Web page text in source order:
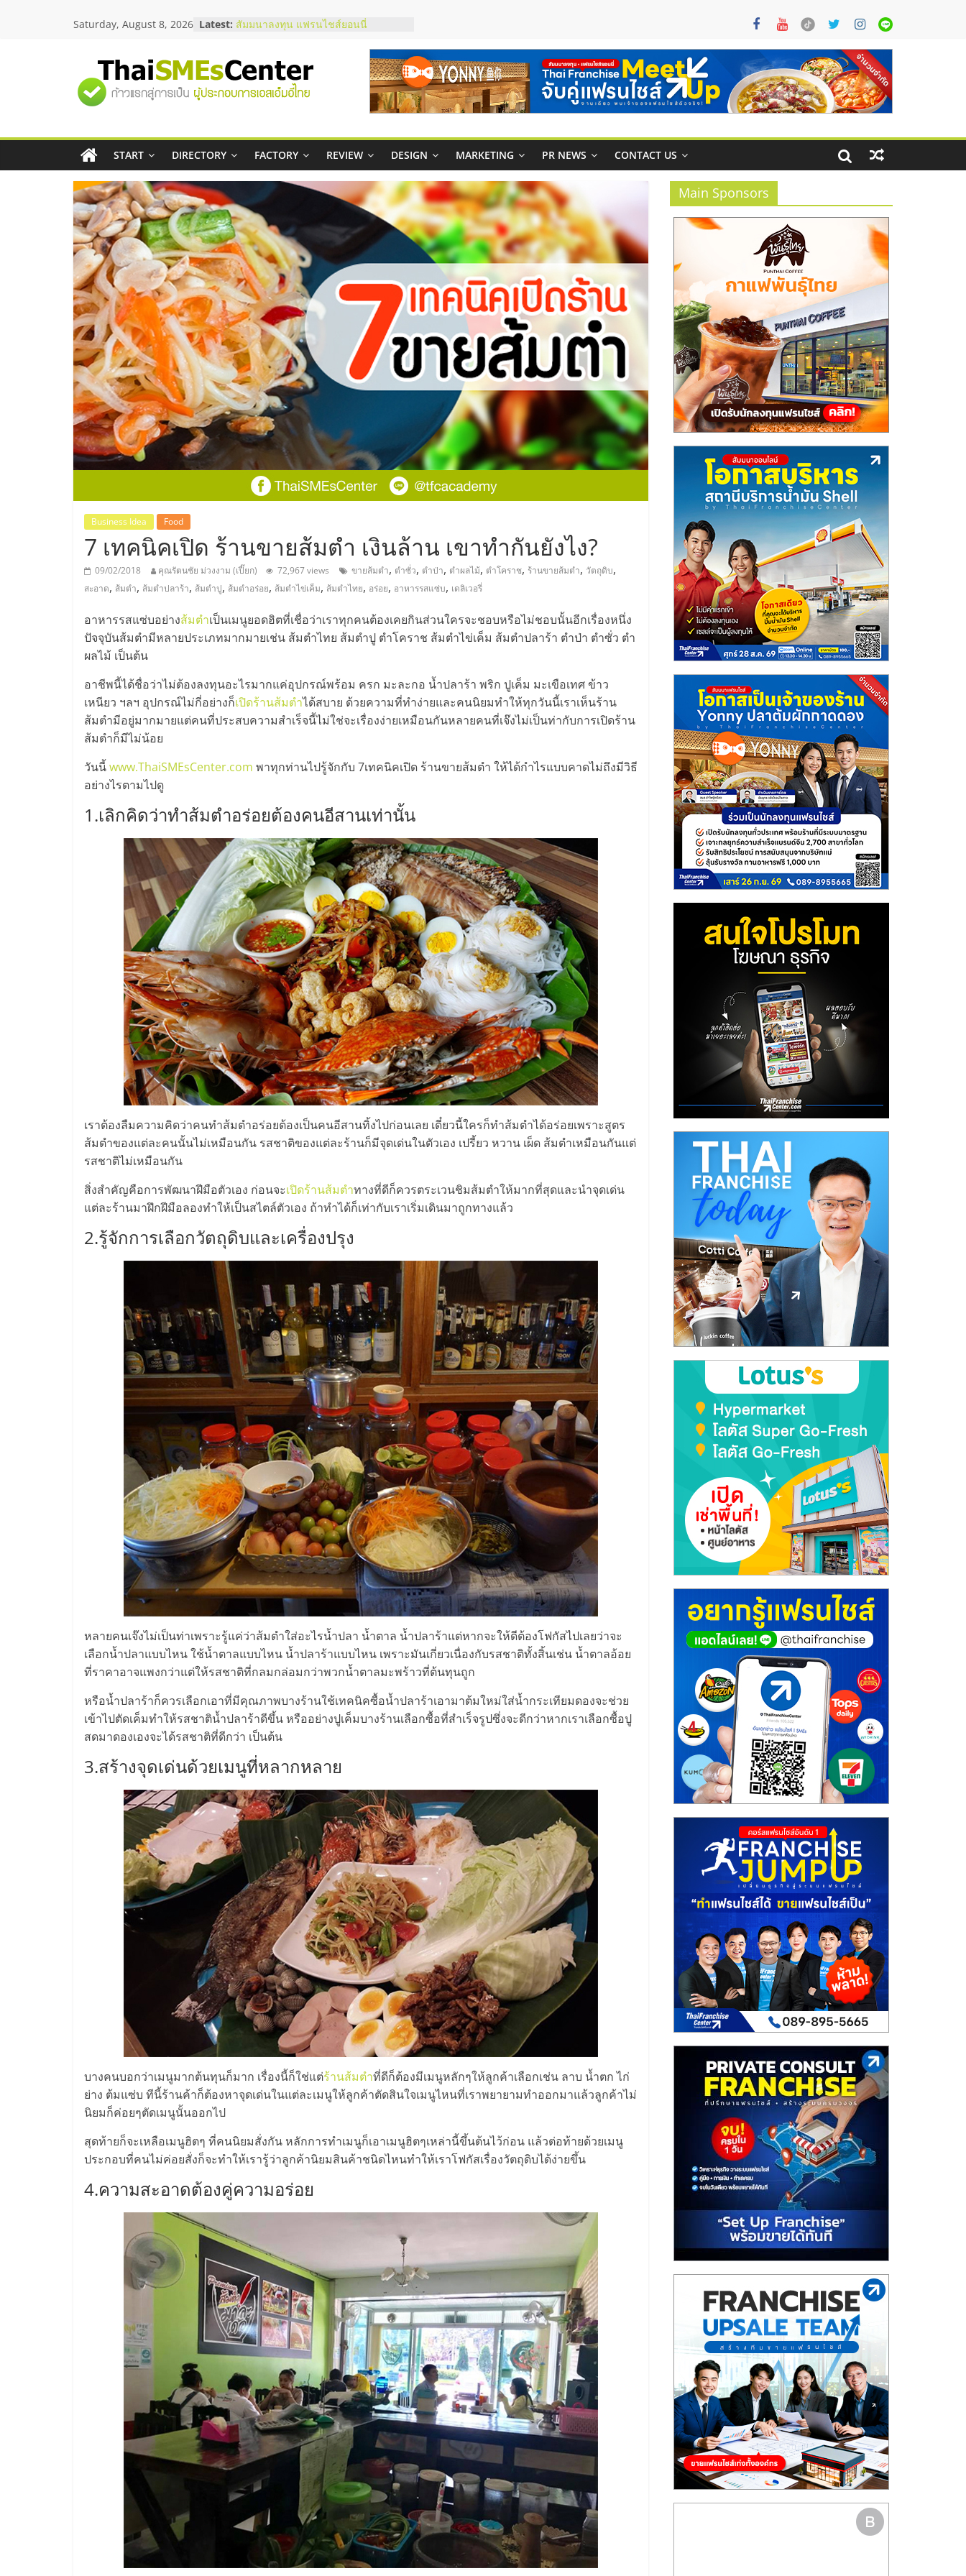
Saturday, August 8, 2026 Latest: สัมมนาลงทุน แฟรนไชส์ยอนนี่
ร้านเครื่องเสียงคุณภาพสูง พร้อม
โซลูชันระบบภาพและเสียง
บริษัท Cybersecurity ในไทยที่ไหนดี?
วิธีเลือกผู้ให้บริการให้คุ้มค่าและตอบ
อยากหาเงินทุน เพิ่มสภาพคล่องให้ธุรกิจ
เริ่มยังไงให้ผ่านฉลุย
สัมมนาออนไลน์ โอกาสบริหารสถานี
บริการน้ำมัน Shell
"ศูนย์
รวม
ข้อมูล
ธุรกิจ
SME
แห่ง
ประเทศไทย,
ThaiSMEsCenter,
รวม
ธุรกิจ
เอ
ส
เอ็
มอี
ไทย,
SMEs,
แฟ
รน
ไชส์,
ปรึกษา
ไชส์,
รวม
รน
ไชส์
ขาย
แฟ
ไชส์
ไชส์
หน้า
บ้าน
ลงทุน
น้อย
คืน
ทุน
ไว,
ปรึกษา
การ
ลงทุน
ขา
แฟ
รน
ไชส์,
ศูนย์
รวม
พร้อม
ทำเล
สำหรับ
เปิด
START DIRECTORY FACTORY REVIEW DESIGN MARKETING PR NEWS CONTACT US
Business Idea Food
7 เทคนิคเปิด ร้านขายส้มตำ เงินล้าน เขาทำกันยังไง?
09/02/2018 คุณรัตนชัย ม่วงงาม (เปี๊ยก) 72,967 views ขายส้มตำ, ตำซั่ว, ตำป่า, ตำผลไม้, ตำโคราช, ร้านขายส้มตำ, วัตถุดิบ,
สะอาด, ส้มตำ, ส้มตำปลาร้า, ส้มตำปู, ส้มตำอร่อย, ส้มตำไข่เค็ม, ส้มตำไทย, อร่อย, อาหารรสแซ่บ, เดลิเวอรี่
อาหารรสแซ่บอย่างส้มตำเป็นเมนูยอดฮิตที่เชื่อว่าเราทุกคนต้องเคยกินส่วนใครจะชอบหรือไม่ชอบนั้นอีกเรื่องหนึ่ง
ปัจจุบันส้มตำมีหลายประเภทมากมายเช่น ส้มตำไทย ส้มตำปู ตำโคราช ส้มตำไข่เค็ม ส้มตำปลาร้า ตำป่า ตำซั่ว ตำ
ผลไม้ เป็นต้น
อาชีพนี้ได้ชื่อว่าไม่ต้องลงทุนอะไรมากแค่อุปกรณ์พร้อม ครก มะละกอ น้ำปลาร้า พริก ปูเค็ม มะเขือเทศ ข้าว
เหนียว ฯลฯ อุปกรณ์ไม่กี่อย่างก็เปิดร้านส้มตำได้สบาย ด้วยความที่ทำง่ายและคนนิยมทำให้ทุกวันนี้เราเห็นร้าน
ส้มตำมีอยู่มากมายแต่คนที่ประสบความสำเร็จนี้ไม่ใช่จะเรื่องง่ายเหมือนกันหลายคนที่เจ๊งไม่เป็นท่ากับการเปิดร้าน
ส้มตำก็มีไม่น้อย
วันนี้www.ThaiSMEsCenter.com พาทุกท่านไปรู้จักกับ 7เทคนิคเปิด ร้านขายส้มตำ ให้ได้กำไรแบบคาดไม่ถึงมีวิธี
อย่างไรตามไปดู
1.เลิกคิดว่าทำส้มตำอร่อยต้องคนอีสานเท่านั้น
เราต้องลืมความคิดว่าคนทำส้มตำอร่อยต้องเป็นคนอีสานทิ้งไปก่อนเลย เดี๋ยวนี้ใครก็ทำส้มตำได้อร่อยเพราะสูตร
ส้มตำของแต่ละคนนั้นไม่เหมือนกัน รสชาติของแต่ละร้านก็มีจุดเด่นในตัวเอง เปรี้ยว หวาน เผ็ด ส้มตำเหมือนกันแต่
รสชาติไม่เหมือนกัน
สิ่งสำคัญคือการพัฒนาฝีมือตัวเอง ก่อนจะเปิดร้านส้มตำทางที่ดีก็ควรตระเวนชิมส้มตำให้มากที่สุดและนำจุดเด่น
แต่ละร้านมาฝึกฝีมือลองทำให้เป็นสไตล์ตัวเอง ถ้าทำได้ก็เท่ากับเราเริ่มเดินมาถูกทางแล้ว
2.รู้จักการเลือกวัตถุดิบและเครื่องปรุง
หลายคนเจ๊งไม่เป็นท่าเพราะรู้แค่ว่าส้มตำใส่อะไรน้ำปลา น้ำตาล น้ำปลาร้าแต่หากจะให้ดีต้องโฟกัสไปเลยว่าจะ
เลือกน้ำปลาแบบไหน ใช้น้ำตาลแบบไหน น้ำปลาร้าแบบไหน เพราะมันเกี่ยวเนื่องกับรสชาติทั้งสิ้นเช่น น้ำตาลอ้อย
ที่ราคาอาจแพงกว่าแต่ให้รสชาติที่กลมกล่อมกว่าพวกน้ำตาลมะพร้าวที่ต้นทุนถูก
หรือน้ำปลาร้าก็ควรเลือกเอาที่มีคุณภาพบางร้านใช้เทคนิคซื้อน้ำปลาร้าเอามาต้มใหม่ใส่น้ำกระเทียมดองจะช่วย
เข้าไปตัดเค็มทำให้รสชาติน้ำปลาร้าดีขึ้น หรืออย่างปูเค็มบางร้านเลือกซื้อที่สำเร็จรูปซึ่งจะดีกว่าหากเราเลือกซื้อปู
สดมาดองเองจะได้รสชาติที่ดีกว่า เป็นต้น
3.สร้างจุดเด่นด้วยเมนูที่หลากหลาย
บางคนบอกว่าเมนูมากต้นทุนก็มาก เรื่องนี้ก็ใช่แต่ร้านส้มตำที่ดีก็ต้องมีเมนูหลักๆให้ลูกค้าเลือกเช่น ลาบ น้ำตก ไก่
ย่าง ต้มแซ่บ ทีนี้ร้านค้าก็ต้องหาจุดเด่นในแต่ละเมนูให้ลูกค้าตัดสินใจเมนูไหนที่เราพยายามทำออกมาแล้วลูกค้าไม่
นิยมก็ค่อยๆตัดเมนูนั้นออกไป
สุดท้ายก็จะเหลือเมนูฮิตๆ ที่คนนิยมสั่งกัน หลักการทำเมนูก็เอาเมนูฮิตๆเหล่านี้ขึ้นต้นไว้ก่อน แล้วต่อท้ายด้วยเมนู
ประกอบที่คนไม่ค่อยสั่งก็จะทำให้เรารู้ว่าลูกค้านิยมสินค้าชนิดไหนทำให้เราโฟกัสเรื่องวัตถุดิบได้ง่ายขึ้น
4.ความสะอาดต้องคู่ความอร่อย
Main Sponsors